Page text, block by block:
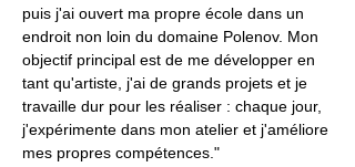
puis j'ai ouvert ma propre école dans un
endroit non loin du domaine Polenov. Mon
objectif principal est de me développer en
tant qu'artiste, j'ai de grands projets et je
travaille dur pour les réaliser : chaque jour,
j'expérimente dans mon atelier et j'améliore
mes propres compétences."